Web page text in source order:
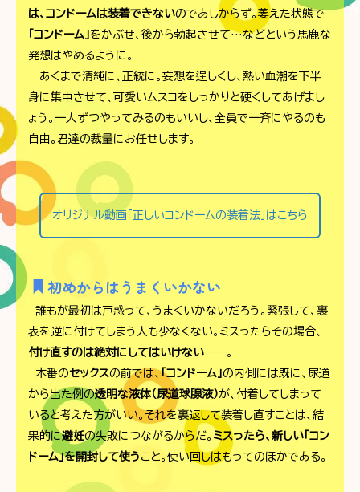
は、コンドームは装着できないのであしからず。萎えた状態で
「コンドーム」 をかぶせ、後から勃起させて…などという馬鹿な
発想はやめるように。
あくまで清純に、正統に。妄想を逞しくし、熱い血潮を下半
身に集中させて、可愛いムスコをしっかりと硬くしてあげまし
ょう。一人ずつやってみるのもいいし、全員で一斉にやるのも
自由。君達の裁量にお任せします。
オリジナル動画「正しいコンドームの装着法」はこちら
初めからはうまくいかない
誰もが最初は戸惑って、うまくいかないだろう。緊張して、裏
表を逆に付けてしまう人も少なくない。ミスったらその場合、
付け直すのは絶対にしてはいけない――。
本番のセックスの前では、「コンドーム」 の内側には既に、尿道
から出た例の透明な液体（尿道球腺液）が、付着してしまって
いると考えた方がいい。それを裏返して装着し直すことは、結
果的に避妊の失敗につながるからだ。 ミスったら、新しい「コン
ドーム」を開封して使う こと。使い回しはもってのほかである。